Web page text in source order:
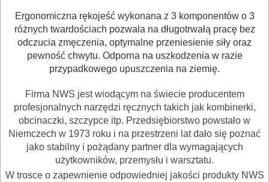
RĘCZNE
NARZĘDZIA
OSPRZĘT
HYDRAULICZNE
NARZĘDZIA
INSTALACYJNE,
PALNIKI
Ergonomiczna rękojeść wykonana z 3 komponentów o 3
różnych twardościach pozwala na długotrwałą pracę bez
odczucia zmęczenia, optymalne przeniesienie siły oraz
pewność chwytu. Odporna na uszkodzenia w razie
przypadkowego upuszczenia na ziemię.
Firma NWS jest wiodącym na świecie producentem
profesjonalnych narzędzi ręcznych takich jak kombinerki,
obcinaczki, szczypce itp. Przedsiębiorstwo powstało w
Niemczech w 1973 roku i na przestrzeni lat dało się poznać
jako stabilny i pożądany partner dla wymagających
użytkowników, przemysłu i warsztatu.
W trosce o zapewnienie odpowiedniej jakości produkty NWS